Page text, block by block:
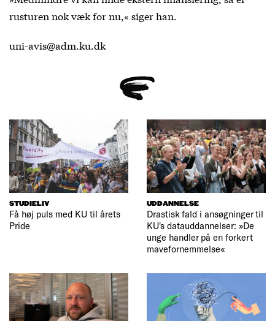
rusturen nok væk for nu,« siger han.
uni-avis@adm.ku.dk
STUDIELIV
Få høj puls med KU til årets
Pride
UDDANNELSE
Drastisk fald i ansøgninger til
KU's datauddannelser: »De
unge handler på en forkert
mavefornemmelse«